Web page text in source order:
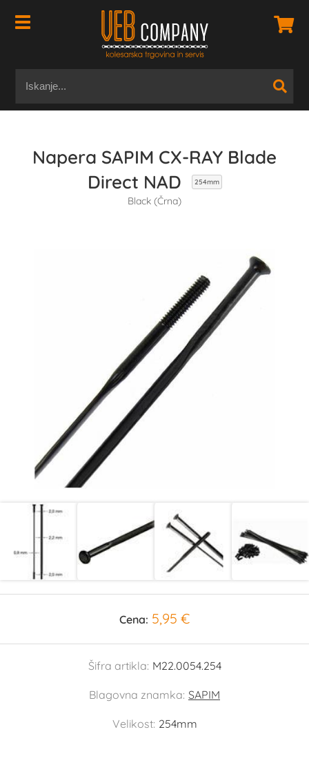
Napera SAPIM CX-RAY Blade
Direct NAD
254mm
Black (Črna)
Cena: 5,95 €
Šifra artikla: M22.0054.254
Blagovna znamka: SAPIM
Velikost: 254mm